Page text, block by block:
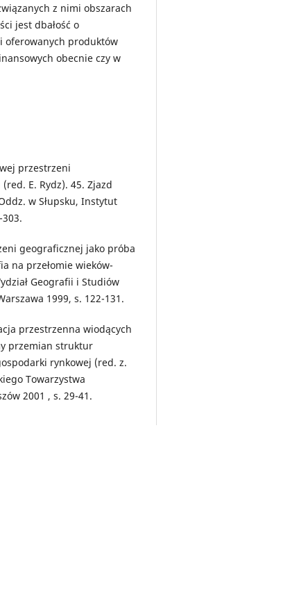
z nimi obszarach
jest dbałość o
oferowanych produktów
obecnie czy w
przestrzeni
E. Rydz). 45. Zjazd
w Słupsku, Instytut
geograficznej jako próba
na przełomie wieków-
Geografii i Studiów
1999, s. 122-131.
przestrzenna wiodących
przemian struktur
rynkowej (red. z.
Towarzystwa
2001 , s. 29-41.